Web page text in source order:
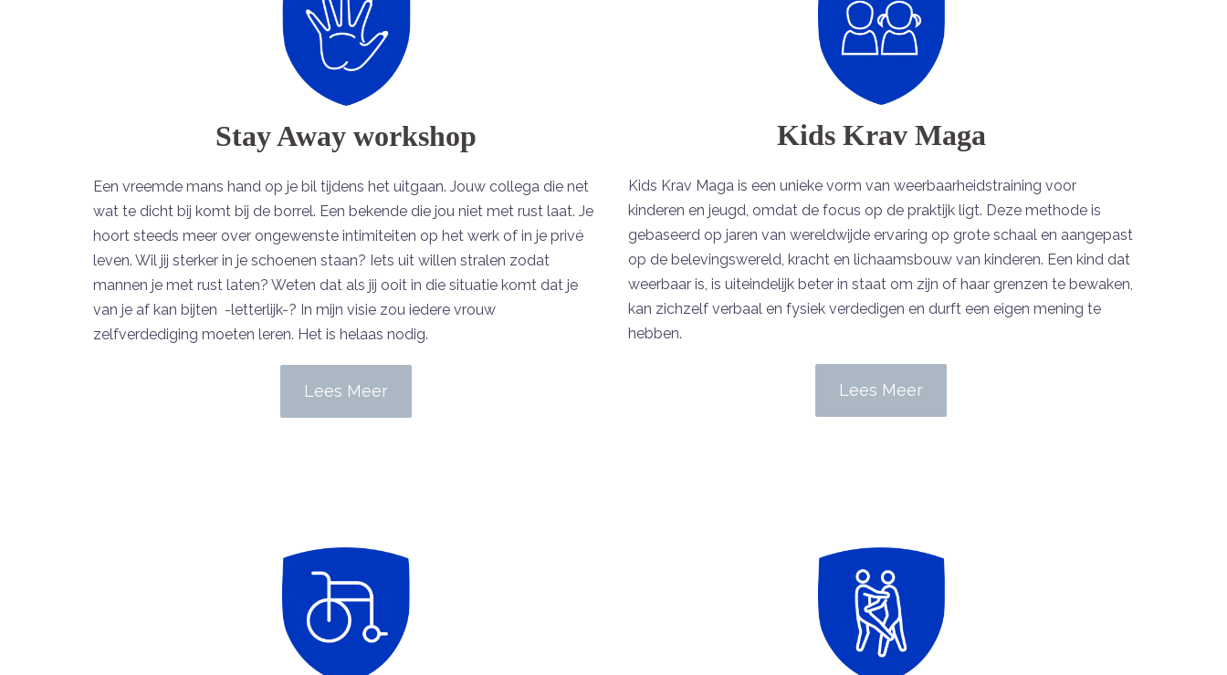
Stay Away workshop
Een vreemde mans hand op je bil tijdens het uitgaan. Jouw collega die net
wat te dicht bij komt bij de borrel. Een bekende die jou niet met rust laat. Je
hoort steeds meer over ongewenste intimiteiten op het werk of in je privé
leven. Wil jij sterker in je schoenen staan? Iets uit willen stralen zodat
mannen je met rust laten? Weten dat als jij ooit in die situatie komt dat je
van je af kan bijten -letterlijk-? In mijn visie zou iedere vrouw
zelfverdediging moeten leren. Het is helaas nodig.
Lees Meer
Kids Krav Maga
Kids Krav Maga is een unieke vorm van weerbaarheidstraining voor
kinderen en jeugd, omdat de focus op de praktijk ligt. Deze methode is
gebaseerd op jaren van wereldwijde ervaring op grote schaal en aangepast
op de belevingswereld, kracht en lichaamsbouw van kinderen. Een kind dat
weerbaar is, is uiteindelijk beter in staat om zijn of haar grenzen te bewaken,
kan zichzelf verbaal en fysiek verdedigen en durft een eigen mening te
hebben.
Lees Meer